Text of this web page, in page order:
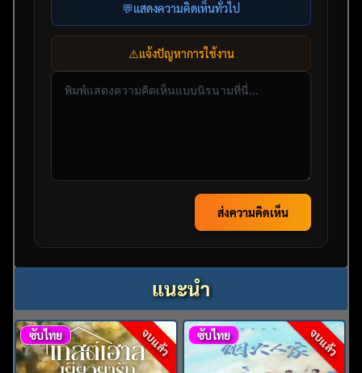
💬แสดงความคิดเห็นทั่วไป
⚠️แจ้งปัญหาการใช้งาน
ส่งความคิดเห็น
แนะนำ
จบแล้ว
ซับไทย จบแล้ว
ซับไทย